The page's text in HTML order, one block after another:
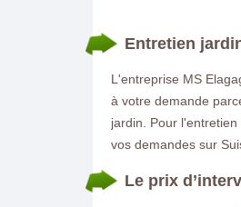
Entretien
L'entreprise MS
à votre demande
jardin. Pour
vos demandes sur
Le prix